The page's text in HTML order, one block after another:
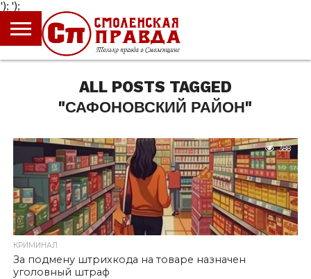
');
ГЛАВНАЯ
НОВОСТИ
ПРОИСШЕСТВИЯ
ПОЛИТИКА
КУЛЬТУРА
ЭКОНОМИКА
ОБЩЕСТВО
БЛОГИ
ALL POSTS TAGGED
"САФОНОВСКИЙ РАЙОН"
388
КРИМИНАЛ
За подмену штрихкода на товаре назначен
уголовный штраф
');